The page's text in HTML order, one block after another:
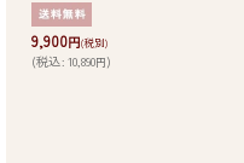
9,900円(税別)
(税込: 10,890円)